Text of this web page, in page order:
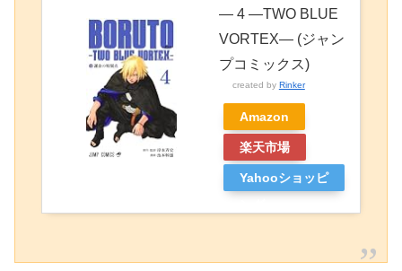
― 4 ―TWO BLUE
VORTEX― (ジャン
プコミックス)
created by Rinker
Amazon
楽天市場
Yahooショッピ